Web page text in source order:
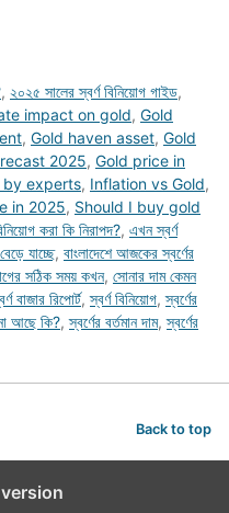
, ২০২৫ সালের স্বর্ণ বিনিয়োগ গাইড,
impact on gold, Gold
, Gold haven asset, Gold
2025, Gold price in
by experts, Inflation vs Gold,
in 2025, Should I buy gold
করা কি নিরাপদ?, এখন স্বর্ণ
যাচ্ছে, বাংলাদেশে আজকের স্বর্ণের
সঠিক সময় কখন, সোনার দাম কেমন
বাজার রিপোর্ট,স্বর্ণ বিনিয়োগ,স্বর্ণের
আছে কি?,স্বর্ণের বর্তমান দাম,স্বর্ণের
Back to top